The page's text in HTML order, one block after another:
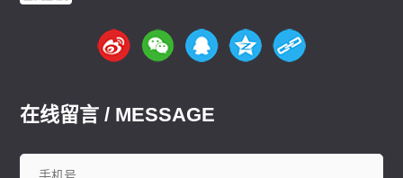
在线留言 / MESSAGE